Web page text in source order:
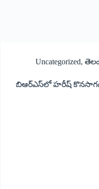
Uncategorized,
బిఆర్‌ఎస్‌లో హరీష్‌